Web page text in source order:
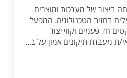
ביצור של מערכות ומוצרים
בחזית הטכנולוגיה. המפעל
חד פעמים וקווי יצור
ת מעבדת תיקונים אמון על ב...